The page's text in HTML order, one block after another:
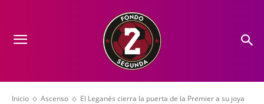
Inicio Ascenso El Leganés cierra la puerta de la Premier a su joya